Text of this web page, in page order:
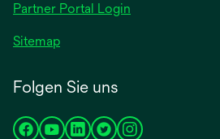
Partner Portal Login
Sitemap
Folgen Sie uns